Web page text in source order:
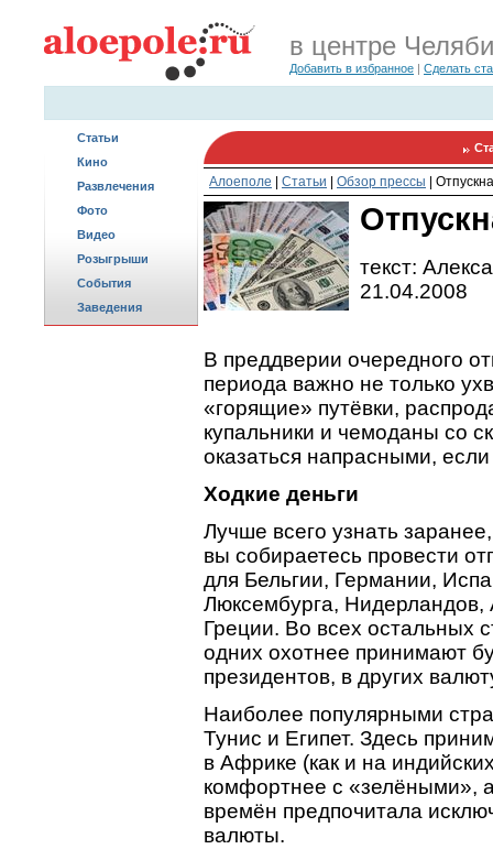
в центре
Добавить в избранное | Сделать
Статьи
Кино
Развлечения
Фото
Видео
Розыгрыши
События
Заведения
Алоеполе Статьи Обзор прессы
текст:
21.04.2008
В преддверии очередного
периода важно не только
«горящие» путёвки,
купальники и чемоданы со
оказаться напрасными,
Ходкие деньги
Лучше всего узнать
вы собираетесь провести
для Бельгии, Германии,
Люксембурга,
Греции. Во всех остальных
одних охотнее принимают
президентов, в других
Наиболее популярными
Тунис и Египет. Здесь
в Африке (как и на
комфортнее с «зелёными»,
времён предпочитала
валюты.